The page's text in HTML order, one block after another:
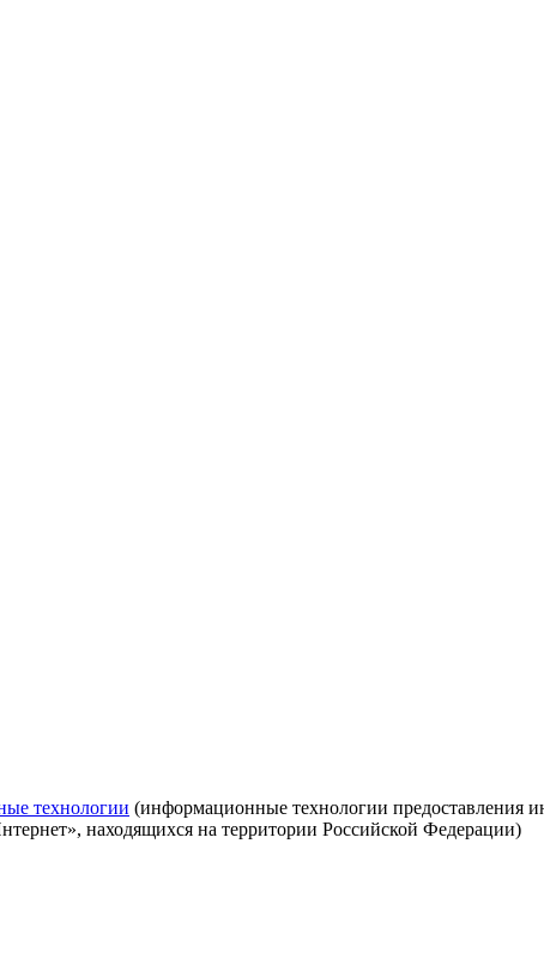
технологии (информационные технологии предоставления
находящихся на территории Российской Федерации)